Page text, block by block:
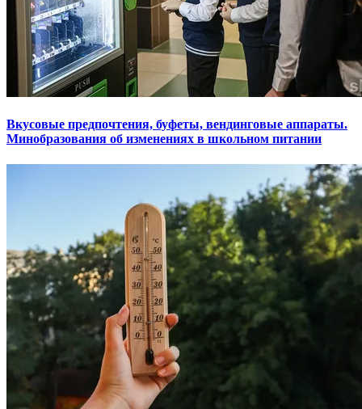
Вкусовые предпочтения, буфеты, вендинговые аппараты.
Минобразования об изменениях в школьном питании